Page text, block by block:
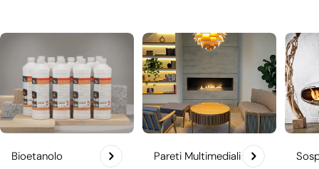
Bioetanolo Pareti Multimediali